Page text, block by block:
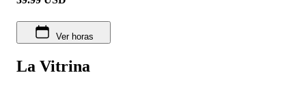
Ver horas
La Vitrina